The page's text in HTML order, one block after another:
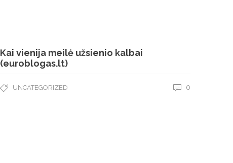
Kai vienija meilė užsienio kalbai
(euroblogas.lt)
UNCATEGORIZED 0